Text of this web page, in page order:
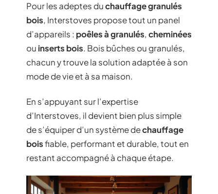
Pour les adeptes duchauffage granulés
bois, Interstoves propose tout un panel
d’appareils : poêles à granulés, cheminées
ou inserts bois. Bois bûches ou granulés,
chacun y trouve la solution adaptée à son
mode de vie et à sa maison.
En s’appuyant sur l’expertise
d’Interstoves, il devient bien plus simple
de s’équiper d’un système dechauffage
boisfiable, performant et durable, tout en
restant accompagné à chaque étape.